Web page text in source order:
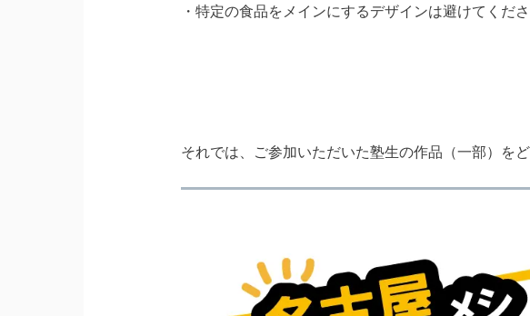
・特定の食品をメインにするデザインは避けてくだ
それでは、ご参加いただいた塾生の作品（一部）をど